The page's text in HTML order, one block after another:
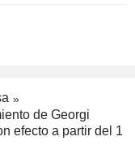
de Georgi
efecto a partir del 1